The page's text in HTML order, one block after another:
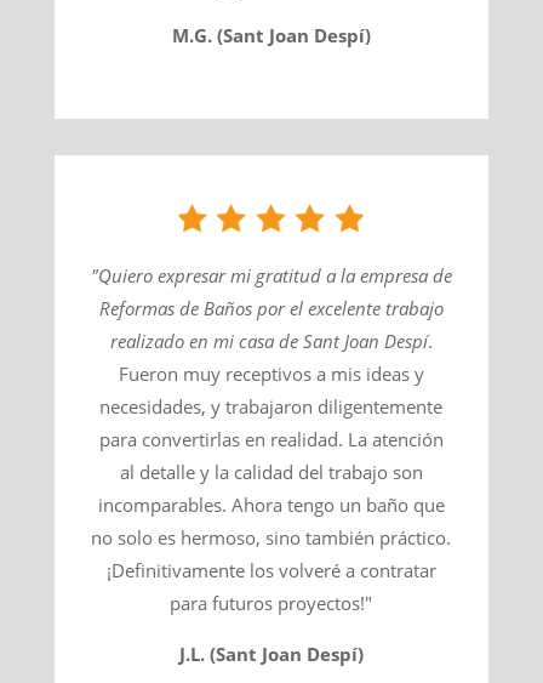
M.G. (Sant Joan Despí)
"Quiero expresar mi gratitud a la empresa de
Reformas de Baños por el excelente trabajo
realizado en mi casa de Sant Joan Despí​.
Fueron muy receptivos a mis ideas y
necesidades, y trabajaron diligentemente
para convertirlas en realidad. La atención
al detalle y la calidad del trabajo son
incomparables. Ahora tengo un baño que
no solo es hermoso, sino también práctico.
¡Definitivamente los volveré a contratar
para futuros proyectos!"
J.L. (Sant Joan Despí)